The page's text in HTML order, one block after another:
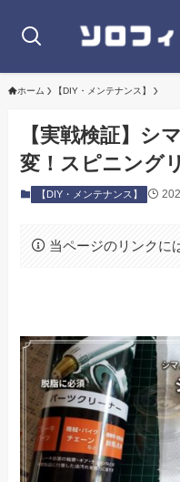
ホーム 【DIY・メンテナンス】
【実戦検証】シ
変！スピニング
【DIY・メンテナンス】
当ページのリンクに